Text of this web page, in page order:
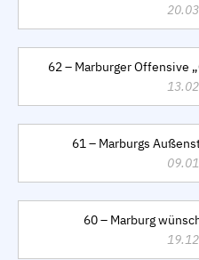
62 – Marburger Offensive
61 – Marburgs
60 – Marburg